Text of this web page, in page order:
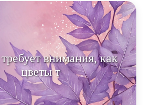
внимания, как
требуют воды и
солнечного св